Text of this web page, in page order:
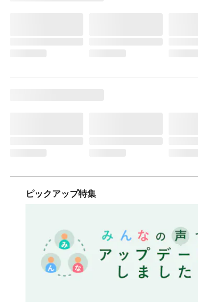
ピックアップ特集